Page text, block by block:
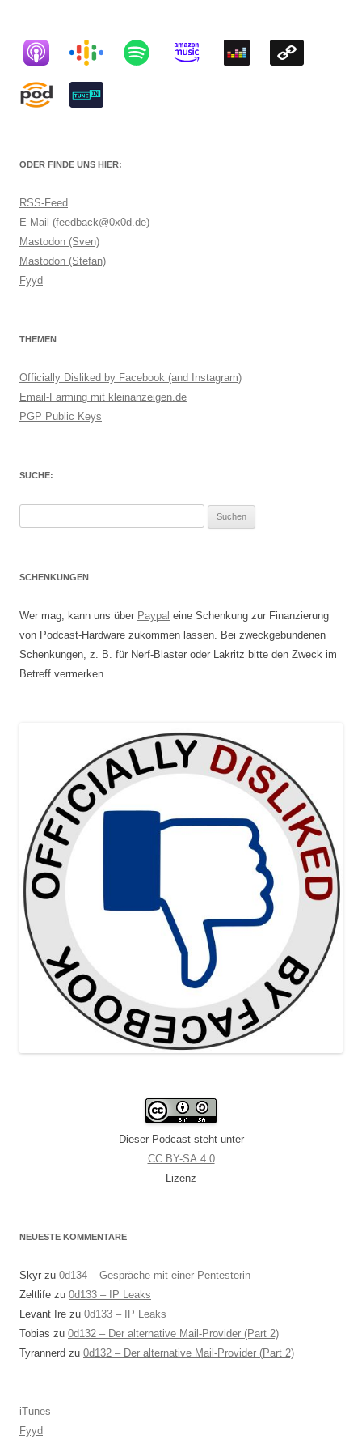
ODER FINDE UNS HIER:
RSS-Feed
E-Mail (feedback@0x0d.de)
Mastodon (Sven)
Mastodon (Stefan)
Fyyd
THEMEN
Officially Disliked by Facebook (and Instagram)
Email-Farming mit kleinanzeigen.de
PGP Public Keys
SUCHE:
SCHENKUNGEN
Wer mag, kann uns über Paypal eine Schenkung zur Finanzierung
von Podcast-Hardware zukommen lassen. Bei zweckgebundenen
Schenkungen, z. B. für Nerf-Blaster oder Lakritz bitte den Zweck im
Betreff vermerken.
Dieser Podcast steht unter
CC BY-SA 4.0
Lizenz
NEUESTE KOMMENTARE
Skyr zu 0d134 – Gespräche mit einer Pentesterin
Zeltlife zu 0d133 – IP Leaks
Levant Ire zu 0d133 – IP Leaks
Tobias zu 0d132 – Der alternative Mail-Provider (Part 2)
Tyrannerd zu 0d132 – Der alternative Mail-Provider (Part 2)
iTunes
Fyyd